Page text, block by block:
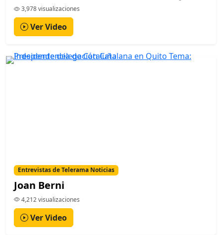
3,978 visualizaciones
Ver Video
Entrevistas de Telerama Noticias
Joan Berni
4,212 visualizaciones
Ver Video